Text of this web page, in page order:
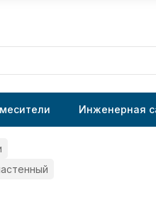
Инженерная